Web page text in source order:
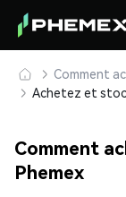
Comment
Comment
Phemex